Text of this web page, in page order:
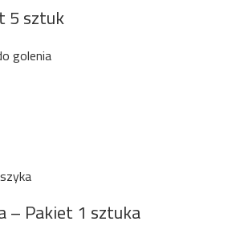
5 sztuk
golenia
– Pakiet 1 sztuka